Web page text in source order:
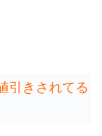
引きされてる